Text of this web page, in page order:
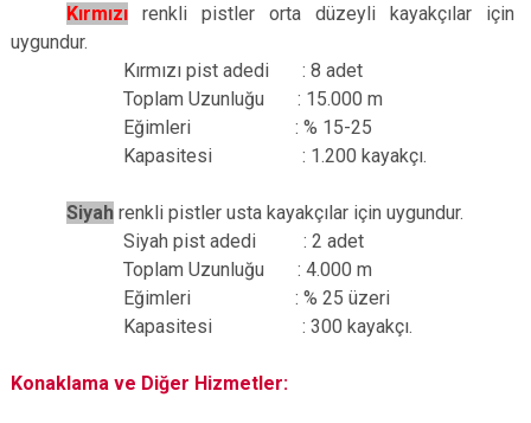
Kırmızı renkli pistler orta düzeyli kayakçılar için
uygundur.
Kırmızı pist adedi : 8 adet
Toplam Uzunluğu : 15.000 m
Eğimleri : % 15-25
Kapasitesi : 1.200 kayakçı.
Siyah renkli pistler usta kayakçılar için uygundur.
Siyah pist adedi : 2 adet
Toplam Uzunluğu : 4.000 m
Eğimleri : % 25 üzeri
Kapasitesi : 300 kayakçı.
Konaklama ve Diğer Hizmetler: